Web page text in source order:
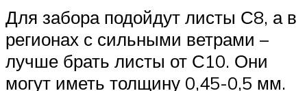
Для забора подойдут листы С8, а в
регионах с сильными ветрами –
лучше брать листы от С10. Они
могут иметь толщину 0,45-0,5 мм.